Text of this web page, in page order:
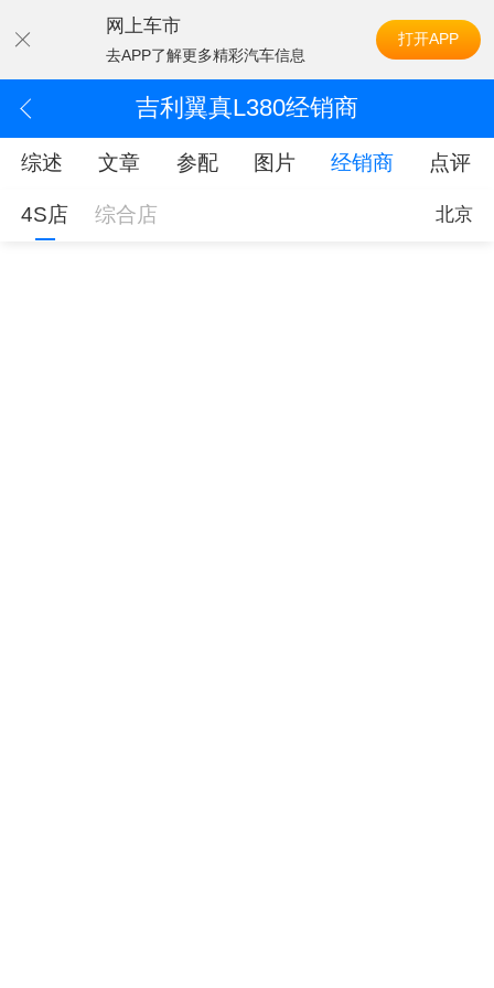
网上车市
去APP了解更多精彩汽车信息
打开APP
吉利翼真L380经销商
综述 文章 参配 图片 经销商 点评
4S店 综合店 北京